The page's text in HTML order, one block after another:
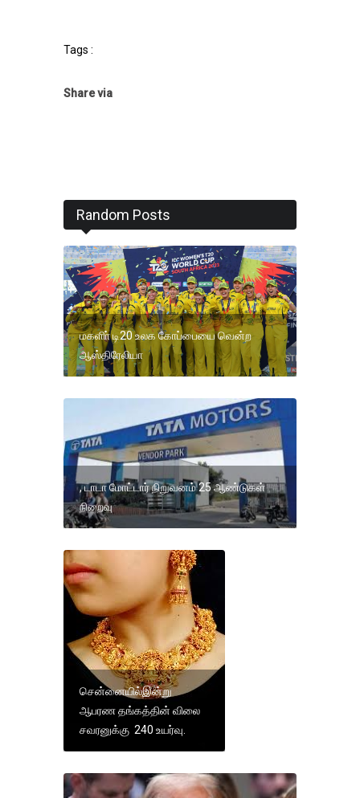
Tags :
Share via
Random Posts
மகளிா் டி20 உலக கோப்பையை வென்ற
ஆஸ்திரேலியா
, டாடா மோட்டார் நிறுவனம் 25 ஆண்டுகள்
நிறைவு
சென்னையில்இன்று
ஆபரண தங்கத்தின் விலை
சவரனுக்கு 240 உயர்வு.